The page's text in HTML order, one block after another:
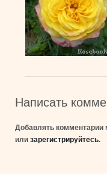
Написать
Добавлять комментарии
или зарегистрируйтесь.